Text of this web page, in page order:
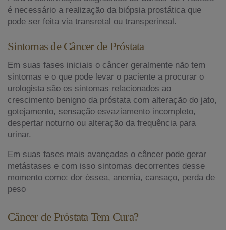
é necessário a realização da biópsia prostática que
pode ser feita via transretal ou transperineal.
Sintomas de Câncer de Próstata
Em suas fases iniciais o câncer geralmente não tem
sintomas e o que pode levar o paciente a procurar o
urologista são os sintomas relacionados ao
crescimento benigno da próstata com alteração do jato,
gotejamento, sensação esvaziamento incompleto,
despertar noturno ou alteração da frequência para
urinar.
Em suas fases mais avançadas o câncer pode gerar
metástases e com isso sintomas decorrentes desse
momento como: dor óssea, anemia, cansaço, perda de
peso
Câncer de Próstata Tem Cura?